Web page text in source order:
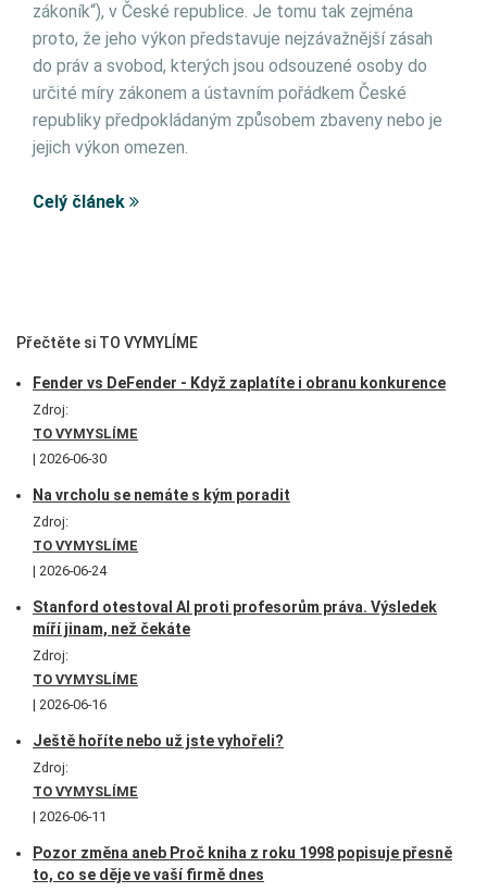
zákoník“), v České republice. Je tomu tak zejména
proto, že jeho výkon představuje nejzávažnější zásah
do práv a svobod, kterých jsou odsouzené osoby do
určité míry zákonem a ústavním pořádkem České
republiky předpokládaným způsobem zbaveny nebo je
jejich výkon omezen.
Celý článek
Přečtěte si TO VYMYLÍME
Fender vs DeFender - Když zaplatíte i obranu konkurence
Zdroj:
TO VYMYSLÍME
2026-06-30
Na vrcholu se nemáte s kým poradit
Zdroj:
TO VYMYSLÍME
2026-06-24
Stanford otestoval AI proti profesorům práva. Výsledek
míří jinam, než čekáte
Zdroj:
TO VYMYSLÍME
2026-06-16
Ještě hoříte nebo už jste vyhořeli?
Zdroj:
TO VYMYSLÍME
2026-06-11
Pozor změna aneb Proč kniha z roku 1998 popisuje přesně
to, co se děje ve vaší firmě dnes